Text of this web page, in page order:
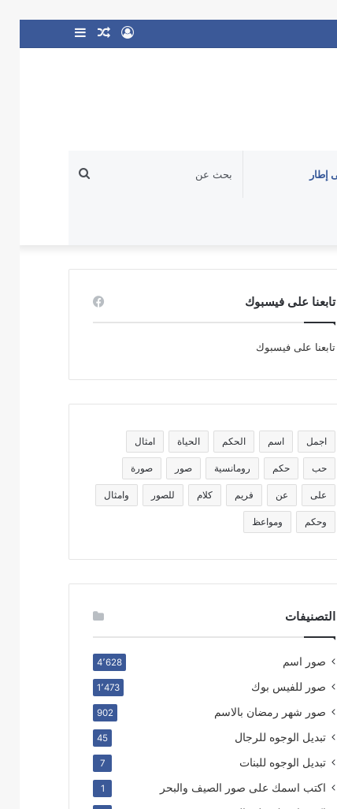
إضافةمقالتسجيل
بحث
تابعنا على فيسبوك
تابعنا على فيسبوك
اجمل اسم الحكم الحياة امثال
حب حكم رومانسية صور صورة
على عن فريم كلام للصور وامثال
وحكم ومواعظ
التصنيفات
صور اسم 4٬628
صور للفيس بوك 1٬473
صور شهر رمضان بالاسم 902
تبديل الوجوه للرجال 45
تبديل الوجوه للبنات 7
اكتب اسمك على صور الصيف والبحر 1